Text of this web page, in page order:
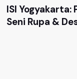
ISI
Seni Rupa &